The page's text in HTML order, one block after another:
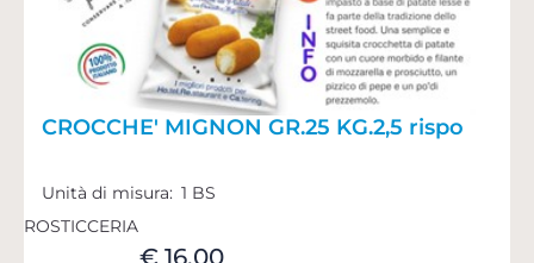
CROCCHE' MIGNON GR.25 KG.2,5 rispo
Unità di misura: 1 BS
ROSTICCERIA
€ 16,00